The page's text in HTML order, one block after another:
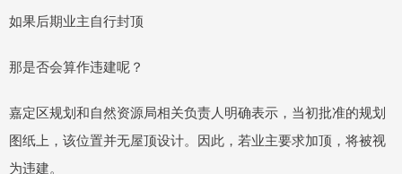
如果后期业主自行封顶
那是否会算作违建呢？
嘉定区规划和自然资源局相关负责人明确表示，当初批准的规划
图纸上，该位置并无屋顶设计。因此，若业主要求加顶，将被视
为违建。